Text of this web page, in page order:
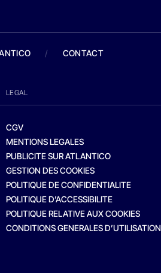
/ CONTACT
LEGAL
CGV
MENTIONS LEGALES
PUBLICITE SUR ATLANTICO
GESTION DES COOKIES
POLITIQUE DE CONFIDENTIALITE
POLITIQUE D’ACCESSIBILITE
POLITIQUE RELATIVE AUX COOKIES
CONDITIONS GENERALES D’UTILISATION